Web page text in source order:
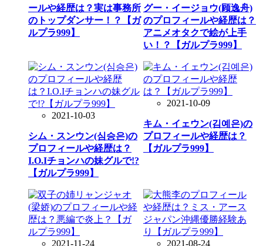
ールや経歴は？実は事務所
のトップダンサー！？【ガ
ルプラ999】
グー・イージョウ(顾逸舟)
のプロフィールや経歴は？
アニメオタクで絵が上手
い！？【ガルプラ999】
2021-10-03
シム・スンウン(심승은)の
プロフィールや経歴は？
I.O.Iチョンハの妹グルで!?
【ガルプラ999】
2021-10-09
キム・イェウン(김예은)の
プロフィールや経歴は？
【ガルプラ999】
2021-11-24 2021-08-24